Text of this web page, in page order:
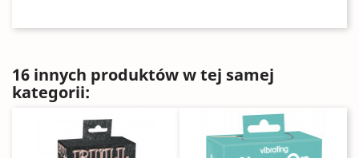
16 innych produktów w tej samej
kategorii: